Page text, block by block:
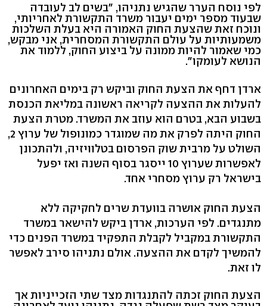
לפי נוסח הערר שהגיש נתניהו, "בשים לב לעובדה
שבעוד מספר ימים יעבור משרד התקשורת לאחריותי,
ונוכח זאת שהצעת החוק האמורה היא בעלת השלכות
משמעותיות על עולם התקשורת המסחרית, אני מבקש,
כמי שאמור להיות ממונה על ביצוע החוק, ללמוד את
הנושא לעומקו".
ארדן דחף את הצעת החוק וביקש רק בימים האחרונים
להעלות את ההצעה לקריאה ראשונה במליאת הכנסת
בשבוע הבא, בטרם הוא עוזב את המשרד. מטרת הצעת
החוק היתה לפרק את מה שמוגדר כמונופול של ערוץ 2,
השולט על מרבית שוק הפרסום בטלוויזיה, ולהתכונן
לאפשרות שערוץ 10 ייסגר בסוף השנה ואז יפעל
בישראל רק ערוץ מסחרי אחד.
הצעת החוק אושרה בוועדת שרים לחקיקה ללא
מתנגדים. לפי הערכות, ארדן ביקש להישאר במשרד
התקשורת במקביל לקבלת התפקיד במשרד הפנים כדי
להמשיך לקדם את ההצעה. אולם נתניהו סירב לאפשר
לו זאת.
הצעת החוק זכתה להתנגדות מצד שתי הזכייניות אך